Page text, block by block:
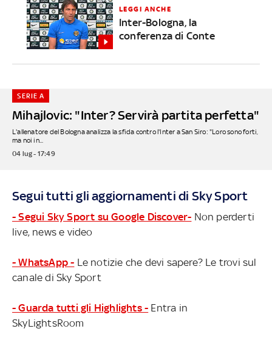
LEGGI ANCHE
Inter-Bologna, la
conferenza di Conte
Mihajlovic: "Inter? Servirà partita perfetta"
SERIE A
L'allenatore del Bologna analizza la sfida contro l'Inter a San Siro: "Loro sono forti,
ma noi in...
04 lug - 17:49
Segui tutti gli aggiornamenti di Sky Sport
- Segui Sky Sport su Google Discover- Non perderti
live, news e video
- WhatsApp - Le notizie che devi sapere? Le trovi sul
canale di Sky Sport
- Guarda tutti gli Highlights - Entra in
SkyLightsRoom